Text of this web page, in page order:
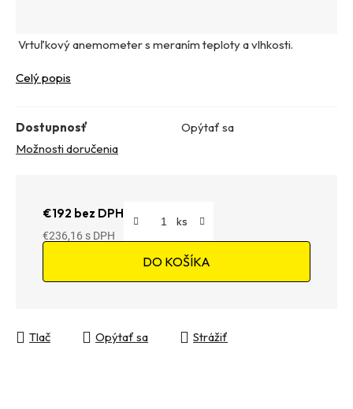
Vrtuľkový anemometer s meraním teploty a vlhkosti.
Celý popis
Dostupnosť
Opýtať sa
Možnosti doručenia
€192 bez DPH
€236,16
DO KOŠÍKA
Tlač Opýtať sa Strážiť